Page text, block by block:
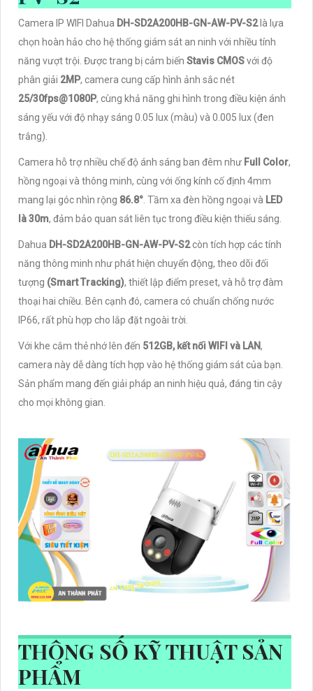
Camera IP WIFI Dahua DH-SD2A200HB-GN-AW-PV-S2là lựa
chọn hoàn hảo cho hệ thống giám sát an ninh với nhiều tính
năng vượt trội. Được trang bị cảm biến Stavis CMOSvới độ
phân giải 2MP, camera cung cấp hình ảnh sắc nét
25/30fps@1080P, cùng khả năng ghi hình trong điều kiện ánh
sáng yếu với độ nhạy sáng 0.05 lux (màu) và 0.005 lux (đen
trắng).
Camera hỗ trợ nhiều chế độ ánh sáng ban đêm như Full Color,
hồng ngoại và thông minh, cùng với ống kính cố định 4mm
mang lại góc nhìn rộng 86.8° . Tầm xa đèn hồng ngoại và LED
là 30m, đảm bảo quan sát liên tục trong điều kiện thiếu sáng.
Dahua DH-SD2A200HB-GN-AW-PV-S2còn tích hợp các tính
năng thông minh như phát hiện chuyển động, theo dõi đối
tượng (Smart Tracking), thiết lập điểm preset, và hỗ trợ đàm
thoại hai chiều. Bên cạnh đó, camera có chuẩn chống nước
IP66, rất phù hợp cho lắp đặt ngoài trời.
Với khe cắm thẻ nhớ lên đến 512GB, kết nối WIFI và LAN,
camera này dễ dàng tích hợp vào hệ thống giám sát của bạn.
Sản phẩm mang đến giải pháp an ninh hiệu quả, đáng tin cậy
cho mọi không gian.
THÔNG SỐ KỸ THUẬT SẢN
PHẨM